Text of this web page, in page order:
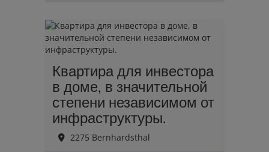
Квартира для инвестора
в доме, в значительной
степени независимом от
инфраструктуры.
2275 Bernhardsthal